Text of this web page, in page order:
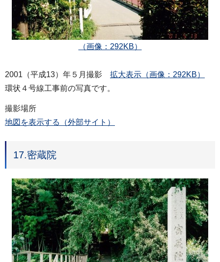
（画像：292KB）
2001（平成13）年５月撮影 拡大表示（画像：292KB）
環状４号線工事前の写真です。
撮影場所
地図を表示する（外部サイト）
17.密蔵院